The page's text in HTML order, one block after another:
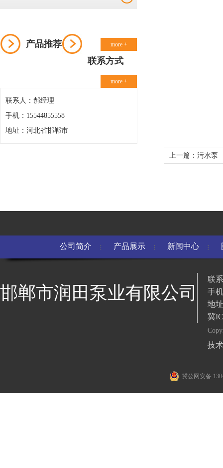
产品推荐 more +
联系方式
more +
联系人：郝经理
手机：15544855558
地址：河北省邯郸市
上一篇：污水泵
公司简介 产品展示 新闻中心
邯郸市润田泵业有限公司
联
手
地
冀
技
冀公网安备